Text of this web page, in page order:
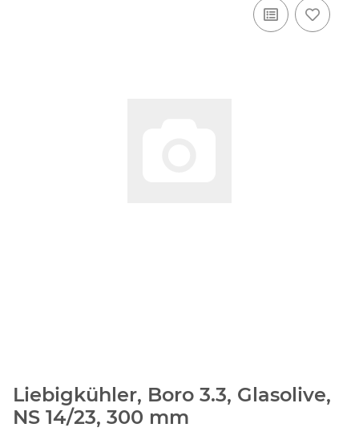
Liebigkühler, Boro 3.3, Glasolive,
NS 14/23, 300 mm